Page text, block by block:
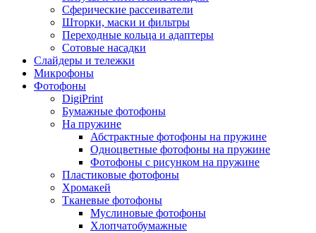
Сферические рассеиватели
Шторки, маски и фильтры
Переходные кольца и адаптеры
Сотовые насадки
Слайдеры и тележки
Микрофоны
Фотофоны
DigiPrint
Бумажные фотофоны
На пружине
Абстрактные фотофоны на пружине
Одноцветные фотофоны на пружине
Фотофоны с рисунком на пружине
Пластиковые фотофоны
Хромакей
Тканевые фотофоны
Муслиновые фотофоны
Хлопчатобумажные